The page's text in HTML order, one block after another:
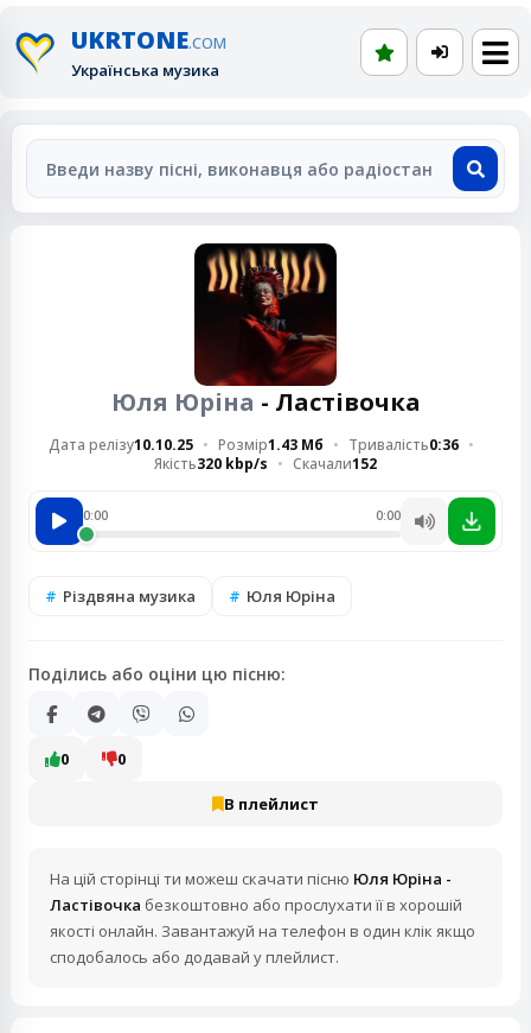
UKRTONE.COM
Українська музика
Юля Юріна - Ластівочка
Дата релізу10.10.25 Розмір1.43 Мб Тривалість0:36
Якість320 kbp/s Скачали152
0:00 0:00
Різдвяна музика Юля Юріна
Поділись або оціни цю пісню:
0 0
В плейлист
На цій сторінці ти можеш скачати пісню Юля Юріна -
Ластівочка безкоштовно або прослухати її в хорошій
якості онлайн. Завантажуй на телефон в один клік якщо
сподобалось або додавай у плейлист.